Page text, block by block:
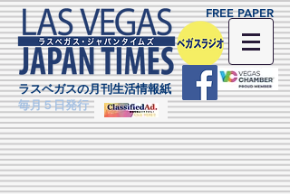
ラスベガスの月刊生活情報紙
毎月５日発行
FREE PAPER